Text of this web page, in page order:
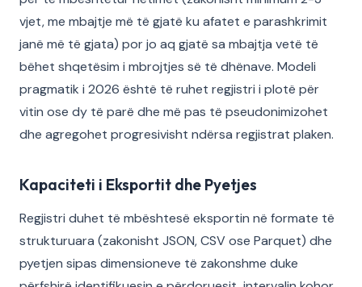
vjet, me mbajtje më të gjatë ku afatet e parashkrimit
janë më të gjata) por jo aq gjatë sa mbajtja vetë të
bëhet shqetësim i mbrojtjes së të dhënave. Modeli
pragmatik i 2026 është të ruhet regjistri i plotë për
vitin ose dy të parë dhe më pas të pseudonimizohet
dhe agregohet progresivisht ndërsa regjistrat plaken.
Kapaciteti i Eksportit dhe Pyetjes
Regjistri duhet të mbështesë eksportin në formate të
strukturuara (zakonisht JSON, CSV ose Parquet) dhe
pyetjen sipas dimensioneve të zakonshme duke